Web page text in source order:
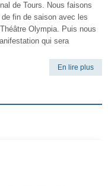
de Tours. Nous faisons
fin de saison avec les
Olympia. Puis nous
qui sera
En lire plus